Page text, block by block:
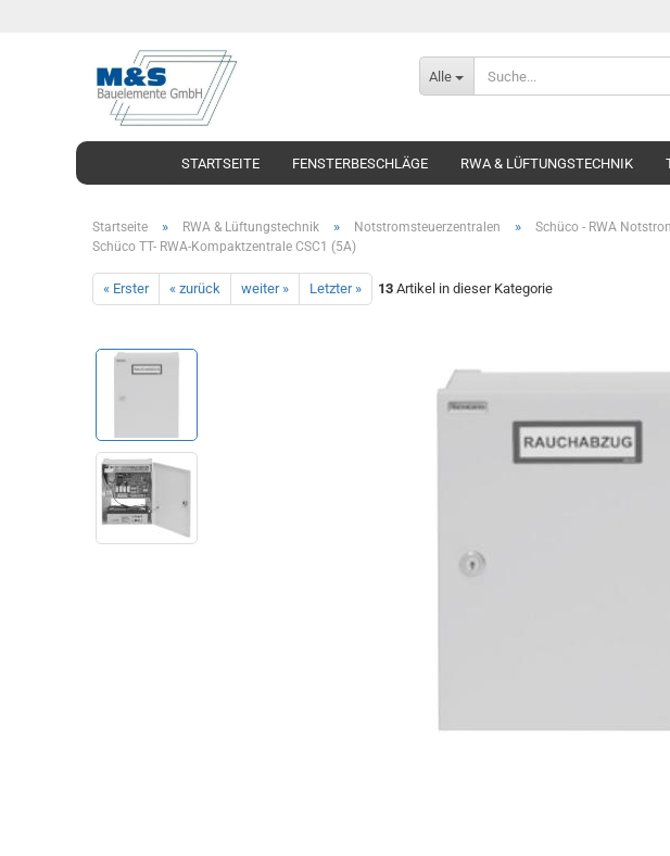
Alle
STARTSEITE FENSTERBESCHLÄGE RWA & LÜFTUNGSTECHNIK
Startseite » RWA & Lüftungstechnik » Notstromsteuerzentralen » Schüco - RWA
Schüco TT- RWA-Kompaktzentrale CSC1 (5A)
« Erster « zurück weiter » Letzter » 13Artikel in dieser Kategorie